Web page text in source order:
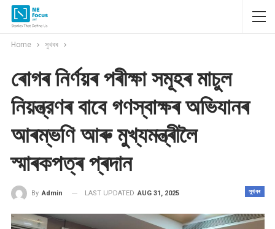
Home সুখবৰ
ৰোগৰ নিৰ্ণয়ৰ পৰীক্ষা সমূহৰ মাচুল
নিয়ন্ত্রণৰ বাবে গণস্বাক্ষৰ অভিযানৰ
আৰম্ভণি আৰু মুখ্যমন্ত্ৰীলৈ
স্মাৰকপত্ৰ প্ৰদান
সুখবৰ
By Admin LAST UPDATED AUG 31, 2025